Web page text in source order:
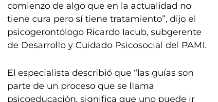
comienzo de algo que en la actualidad no
tiene cura pero sí tiene tratamiento”, dijo el
psicogerontólogo Ricardo Iacub, subgerente
de Desarrollo y Cuidado Psicosocial del PAMI.
El especialista describió que “las guías son
parte de un proceso que se llama
psicoeducación, significa que uno puede ir